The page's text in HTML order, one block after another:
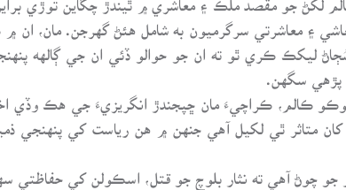
۽ معاشرتي سرگرميون به شامل هئڻ گهرجن. مان، ان
ليکڪ ڪري ٿو ته ان جو حوالو ڏئي ان جي ڳالهه
پڙهي سگهن.
ڪالم، ڪراچيءَ مان ڇپجندڙ انگريزيءَ جي هڪ وڏي
متاثر ٿي لکيل آهي جنهن ۾ هن رياست کي پنهنجي
جو چوڻ آهي ته نثار بلوچ جو قتل، اسڪولن کي حفاظتي